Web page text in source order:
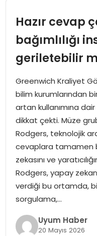
SPOR
TEKNOLOJI
SAĞLIK
MAGAZIN
YAŞAM
Hazır cevap
bağımlılığı
geriletebilir
Greenwich Kraliyet
bilim kurumlarından
artan kullanımına
dikkat çekti. Müze
Rodgers, teknolojik
cevaplara tamamen
zekasını ve
Rodgers, yapay
verdiği bu ortamda,
sorgulama,…
Uyum Haber
20 Mayıs 2026